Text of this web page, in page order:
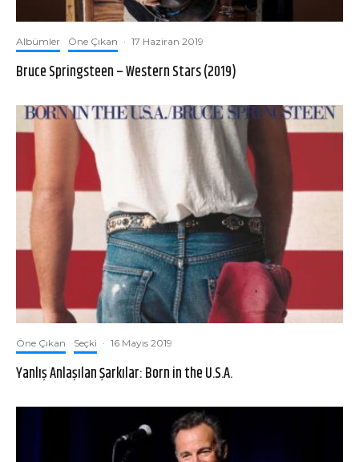
Albümler Öne Çıkan · 17 Haziran 2019
Bruce Springsteen – Western Stars (2019)
Öne Çıkan Seçki · 16 Mayıs 2019
Yanlış Anlaşılan Şarkılar: Born in the U.S.A.